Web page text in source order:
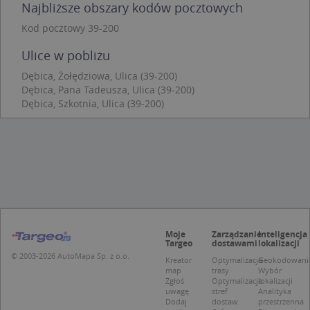
Najbliższe obszary kodów pocztowych
Kod pocztowy 39-200
Ulice w pobliżu
Dębica, Żołędziowa, Ulica (39-200)
Dębica, Pana Tadeusza, Ulica (39-200)
Dębica, Szkotnia, Ulica (39-200)
© 2003-2026 AutoMapa Sp. z o.o.
Moje
Targeo
Kreator
map
Zgłoś
uwagę
Dodaj
Zarządzanie
dostawami
Optymalizacja
trasy
Optymalizacja
stref
dostaw
Inteligencja
lokalizacji
Wybór
lokalizacji
Analityka
przestrzenna
Niezbędne pliki cookie umożliwiają korzystanie z
jak logowanie użytkownika i zarządzanie kontem.
Bez niezbędnych plików cookie nie można
prawidłowo korzystać ze strony internetowej.
Nazwa
Provider/
Domena
to